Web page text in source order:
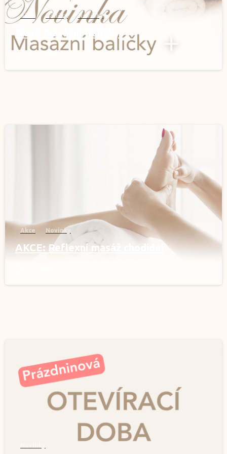
Akce Balíčky Novinky
Nové masážní Balíčky+
Akce Novinky
AKCE: Reflexní masáž chodidel